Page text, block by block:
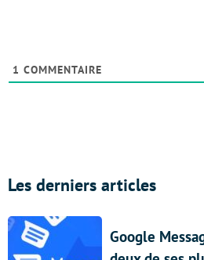
1 COMMENTAIRE
Les derniers articles
Google